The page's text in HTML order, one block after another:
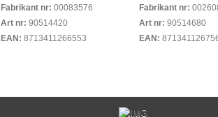
Fabrikant nr: 00083576
Art nr: 90514420
EAN: 8713411266553
Fabrikant nr:
Art nr: 90514680
EAN: